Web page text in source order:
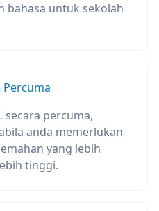
bahasa untuk sekolah
Percuma
secara percuma,
anda memerlukan
yang lebih
tinggi.